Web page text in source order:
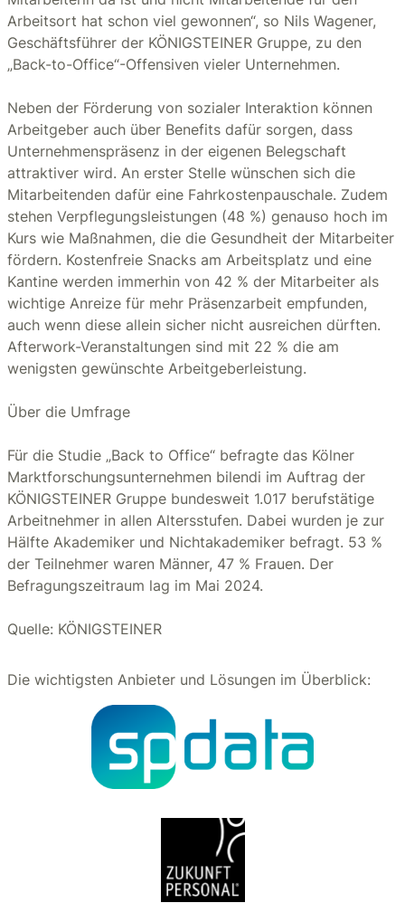
Arbeitsort hat schon viel gewonnen“, so Nils Wagener,
Geschäftsführer der KÖNIGSTEINER Gruppe, zu den
„Back-to-Office“-Offensiven vieler Unternehmen.
Neben der Förderung von sozialer Interaktion können
Arbeitgeber auch über Benefits dafür sorgen, dass
Unternehmenspräsenz in der eigenen Belegschaft
attraktiver wird. An erster Stelle wünschen sich die
Mitarbeitenden dafür eine Fahrkostenpauschale. Zudem
stehen Verpflegungsleistungen (48 %) genauso hoch im
Kurs wie Maßnahmen, die die Gesundheit der Mitarbeiter
fördern. Kostenfreie Snacks am Arbeitsplatz und eine
Kantine werden immerhin von 42 % der Mitarbeiter als
wichtige Anreize für mehr Präsenzarbeit empfunden,
auch wenn diese allein sicher nicht ausreichen dürften.
Afterwork-Veranstaltungen sind mit 22 % die am
wenigsten gewünschte Arbeitgeberleistung.
Über die Umfrage
Für die Studie „Back to Office“ befragte das Kölner
Marktforschungsunternehmen bilendi im Auftrag der
KÖNIGSTEINER Gruppe bundesweit 1.017 berufstätige
Arbeitnehmer in allen Altersstufen. Dabei wurden je zur
Hälfte Akademiker und Nichtakademiker befragt. 53 %
der Teilnehmer waren Männer, 47 % Frauen. Der
Befragungszeitraum lag im Mai 2024.
Quelle: KÖNIGSTEINER
Die wichtigsten Anbieter und Lösungen im Überblick: